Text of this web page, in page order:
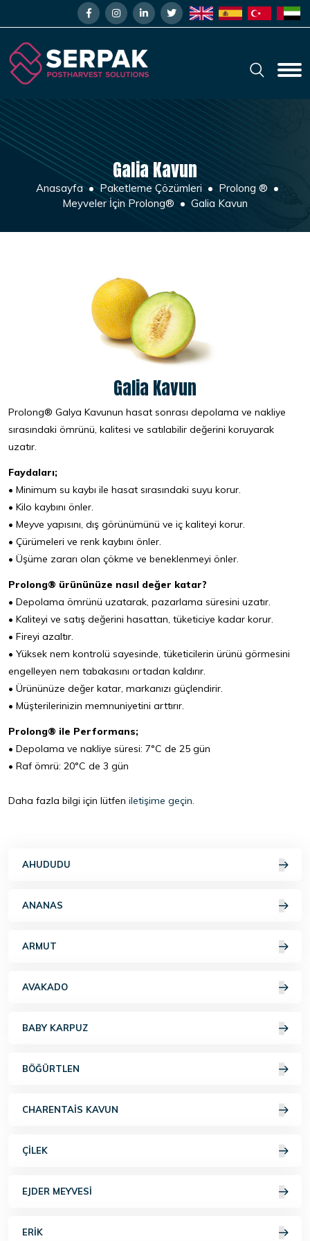
Galia Kavun
Anasayfa Paketleme Çözümleri
Prolong ®
Meyveler İçin Prolong®
Galia Kavun
Galia Kavun
Prolong® Galya Kavunun hasat sonrası depolama ve nakliye
sırasındaki ömrünü, kalitesi ve satılabilir değerini koruyarak
uzatır.
Faydaları;
• Minimum su kaybı ile hasat sırasındaki suyu korur.
• Kilo kaybını önler.
• Meyve yapısını, dış görünümünü ve iç kaliteyi korur.
• Çürümeleri ve renk kaybını önler.
• Üşüme zararı olan çökme ve beneklenmeyi önler.
Prolong® ürününüze nasıl değer katar?
• Depolama ömrünü uzatarak, pazarlama süresini uzatır.
• Kaliteyi ve satış değerini hasattan, tüketiciye kadar korur.
• Fireyi azaltır.
• Yüksek nem kontrolü sayesinde, tüketicilerin ürünü görmesini
engelleyen nem tabakasını ortadan kaldırır.
• Ürününüze değer katar, markanızı güçlendirir.
• Müşterilerinizin memnuniyetini arttırır.
Prolong® ile Performans;
• Depolama ve nakliye süresi: 7°C de 25 gün
• Raf ömrü: 20°C de 3 gün
Daha fazla bilgi için lütfen iletişime geçin.
AHUDUDU
ANANAS
ARMUT
AVAKADO
BABY KARPUZ
BÖĞÜRTLEN
CHARENTAIS KAVUN
ÇILEK
EJDER MEYVESI
ERIK